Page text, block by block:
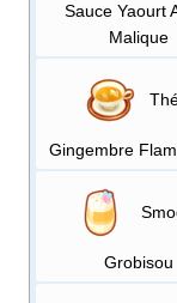
Sauce Yaourt
Malique
Gingembre
Grobisou